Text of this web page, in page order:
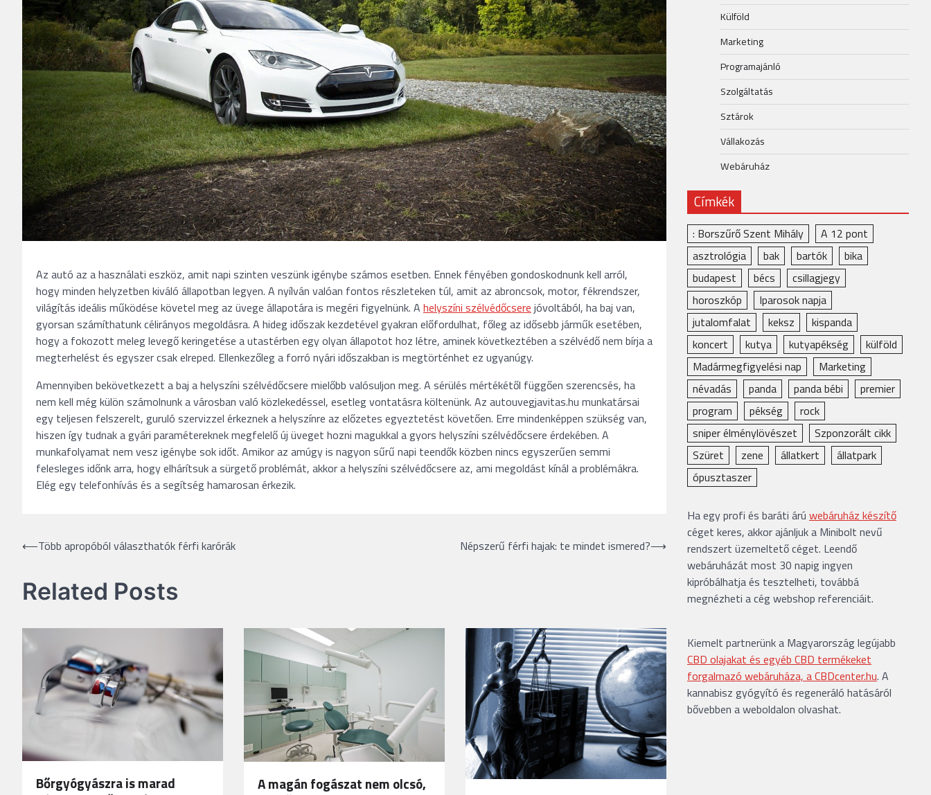
Az autó az a használati eszköz, amit napi szinten veszünk igénybe számos esetben. Ennek fényében gondoskodnunk kell arról,
hogy minden helyzetben kiváló állapotban legyen. A nyílván valóan fontos részleteken túl, amit az abroncsok, motor, fékrendszer,
világítás ideális működése követel meg az üvege állapotára is megéri figyelnünk. A helyszíni szélvédőcsere jóvoltából, ha baj van,
gyorsan számíthatunk célirányos megoldásra. A hideg időszak kezdetével gyakran előfordulhat, főleg az idősebb járműk esetében,
hogy a fokozott meleg levegő keringetése a utastérben egy olyan állapotot hoz létre, aminek következtében a szélvédő nem bírja a
megterhelést és egyszer csak elreped. Ellenkezőleg a forró nyári időszakban is megtörténhet ez ugyanúgy.
Amennyiben bekövetkezett a baj a helyszíni szélvédőcsere mielőbb valósuljon meg. A sérülés mértékétől függően szerencsés, ha
nem kell még külön számolnunk a városban való közlekedéssel, esetleg vontatásra költenünk. Az autouvegjavitas.hu munkatársai
egy teljesen felszerelt, guruló szervizzel érkeznek a helyszínre az előzetes egyeztetést követően. Erre mindenképpen szükség van,
hiszen így tudnak a gyári paramétereknek megfelelő új üveget hozni magukkal a gyors helyszíni szélvédőcsere érdekében. A
munkafolyamat nem vesz igénybe sok időt. Amikor az amúgy is nagyon sűrű napi teendők közben nincs egyszerűen semmi
felesleges időnk arra, hogy elhárítsuk a sürgető problémát, akkor a helyszíni szélvédőcsere az, ami megoldást kínál a problémákra.
Elég egy telefonhívás és a segítség hamarosan érkezik.
Bejegyzés
⟵Több apropóból választhatók férfi karórák Népszerű férfi hajak: te mindet ismered?⟶
Related Posts
Bőrgyógyászra is marad
A magán fogászat nem olcsó,
Külföld
Marketing
Programajánló
Szolgáltatás
Sztárok
Vállakozás
Webáruház
Címkék
: Borszűrő Szent Mihály
A 12 pont
asztrológia
bak bartók
bika
budapest
bécs
csillagjegy
horoszkóp
Iparosok napja
jutalomfalat
keksz
kispanda
koncert
kutya kutyapékség
külföld
Madármegfigyelési nap
Marketing
névadás
panda panda bébi
premier
program
pékség
rock
sniper élménylövészet
Szponzorált cikk
Szüret
zene állatkert
állatpark
ópusztaszer
Ha egy profi és baráti árú webáruház készítő
céget keres, akkor ajánljuk a Minibolt nevű
rendszert üzemeltető céget. Leendő
webáruházát most 30 napig ingyen
kipróbálhatja és tesztelheti, továbbá
megnézheti a cég webshop referenciáit.
Kiemelt partnerünk a Magyarország legújabb
CBD olajakat és egyéb CBD termékeket
forgalmazó webáruháza, a CBDcenter.hu. A
kannabisz gyógyító és regeneráló hatásáról
bővebben a weboldalon olvashat.